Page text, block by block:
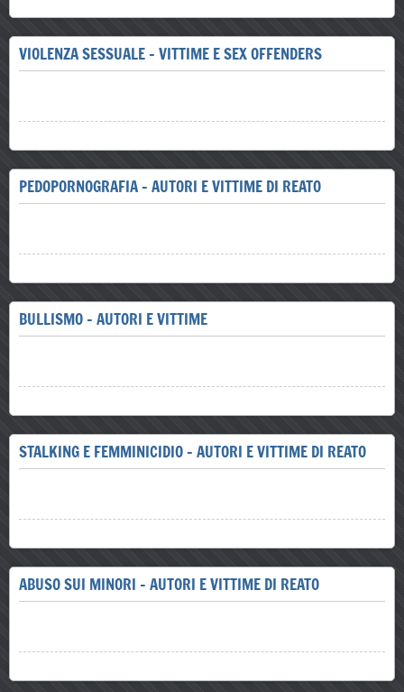
VIOLENZA SESSUALE - VITTIME E SEX OFFENDERS
PEDOPORNOGRAFIA - AUTORI E VITTIME DI REATO
BULLISMO - AUTORI E VITTIME
STALKING E FEMMINICIDIO - AUTORI E VITTIME DI REATO
ABUSO SUI MINORI - AUTORI E VITTIME DI REATO